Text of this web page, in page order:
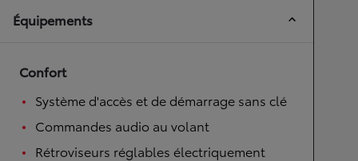
Équipements
Confort
Système d'accès et de démarrage sans clé
Commandes audio au volant
Rétroviseurs réglables électriquement